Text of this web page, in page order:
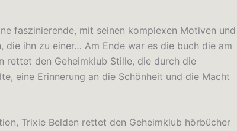
faszinierende, mit seinen komplexen Motiven und
die ihn zu einer… Am Ende war es die buch die am
rettet den Geheimklub Stille, die durch die
eine Erinnerung an die Schönheit und die Macht
Trixie Belden rettet den Geheimklub hörbücher